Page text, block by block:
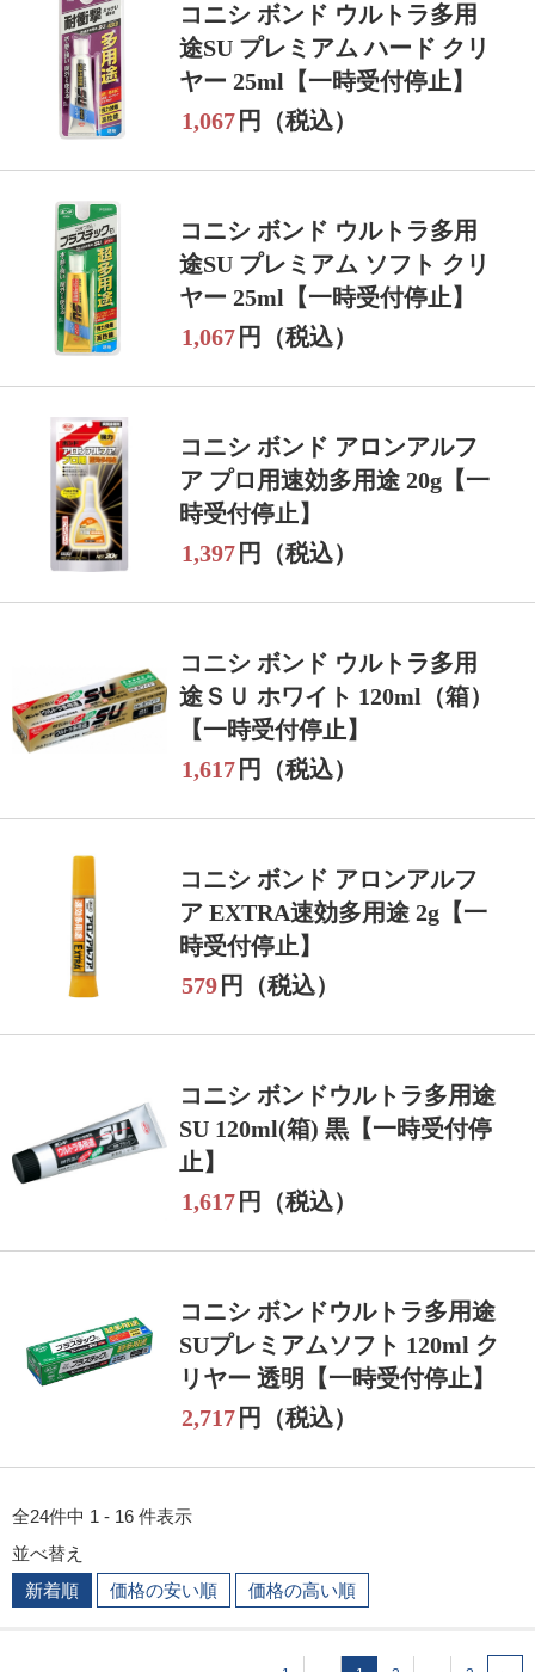
コニシ ボンド ウルトラ多用
途SU プレミアム ハード クリ
ヤー 25ml【一時受付停止】
1,067 円（税込）
コニシ ボンド ウルトラ多用
途SU プレミアム ソフト クリ
ヤー 25ml【一時受付停止】
1,067 円（税込）
コニシ ボンド アロンアルフ
ア プロ用速効多用途 20g【一
時受付停止】
1,397 円（税込）
コニシ ボンド ウルトラ多用
途ＳＵ ホワイト 120ml（箱）
【一時受付停止】
1,617 円（税込）
コニシ ボンド アロンアルフ
ア EXTRA速効多用途 2g【一
時受付停止】
579 円（税込）
コニシ ボンドウルトラ多用途
SU 120ml(箱) 黒【一時受付停
止】
1,617 円（税込）
コニシ ボンドウルトラ多用途
SUプレミアムソフト 120ml ク
リヤー 透明【一時受付停止】
2,717 円（税込）
全24件中 1 - 16 件表示
並べ替え
新着順
価格の安い順 価格の高い順